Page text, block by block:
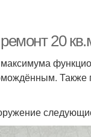
20
Также